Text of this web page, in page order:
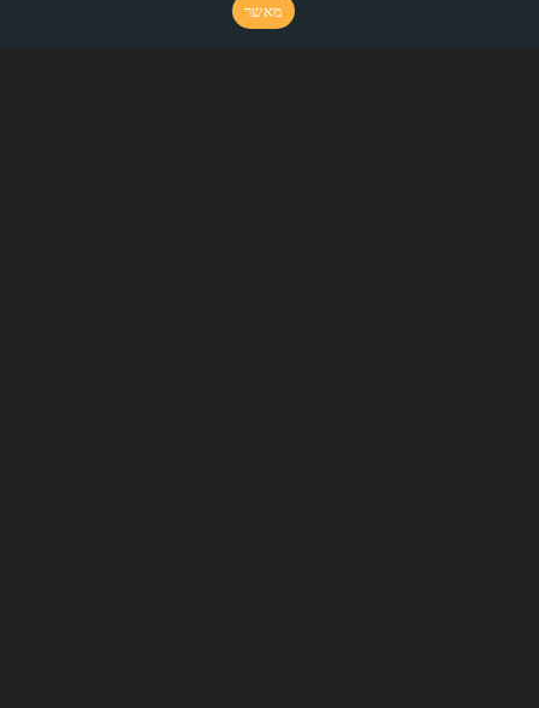
מאשר